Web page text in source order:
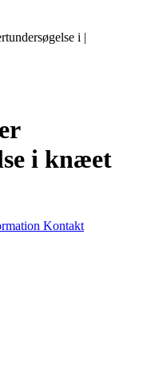
i |
i knæet
Kontakt